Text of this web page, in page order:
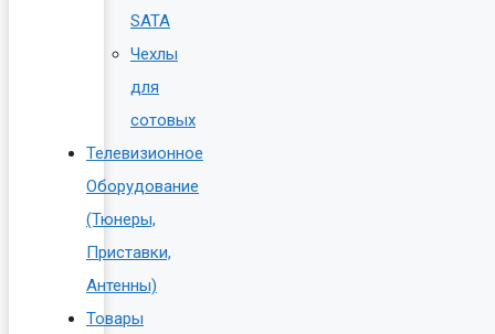
SATA
Чехлы
для
сотовых
Телевизионное
Оборудование
(Тюнеры,
Приставки,
Антенны)
Товары